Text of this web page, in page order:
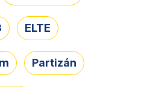
ELTE
Partizán